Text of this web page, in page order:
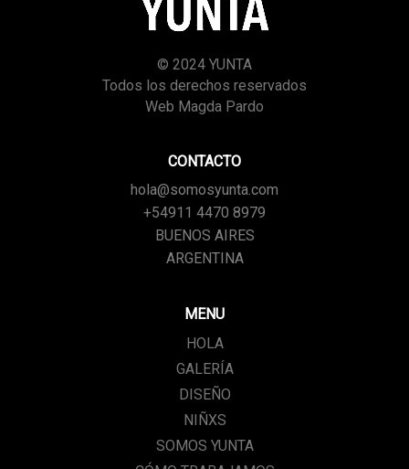
© 2024 YUNTA
Todos los derechos reservados
Web Magda Pardo
CONTACTO
hola@somosyunta.com
+54911 4470 8979
BUENOS AIRES
ARGENTINA
MENU
HOLA
GALERÍA
DISEÑO
NIÑXS
SOMOS YUNTA